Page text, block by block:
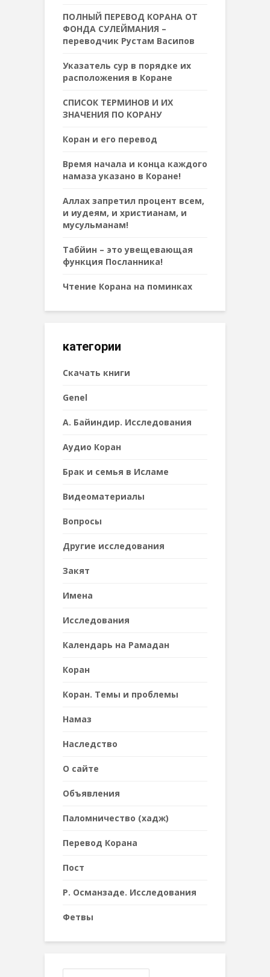
ПОЛНЫЙ ПЕРЕВОД КОРАНА ОТ
ФОНДА СУЛЕЙМАНИЯ –
переводчик Рустам Васипов
Указатель сур в порядке их
расположения в Коране
СПИСОК ТЕРМИНОВ И ИХ
ЗНАЧЕНИЯ ПО КОРАНУ
Коран и его перевод
Время начала и конца каждого
намаза указано в Коране!
Аллах запретил процент всем,
и иудеям, и христианам, и
мусульманам!
Табйин – это увещевающая
функция Посланника!
Чтение Корана на поминках
категории
Cкачать книги
Genel
А. Байиндир. Исследования
Аудио Коран
Брак и семья в Исламе
Видеоматериалы
Вопросы
Другие исследования
Закят
Имена
Исследования
Календарь на Рамадан
Коран
Коран. Темы и проблемы
Намаз
Наследствo
О сайте
Объявления
Паломничество (хадж)
Перевод Корана
Пост
Р. Османзаде. Исследования
Фетвы